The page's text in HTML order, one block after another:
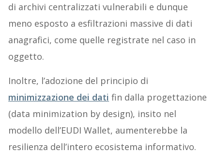
di archivi centralizzati vulnerabili e dunque
meno esposto a esfiltrazioni massive di dati
anagrafici, come quelle registrate nel caso in
oggetto.
Inoltre, l’adozione del principio di
minimizzazione dei dati fin dalla progettazione
(data minimization by design), insito nel
modello dell’EUDI Wallet, aumenterebbe la
resilienza dell’intero ecosistema informativo.